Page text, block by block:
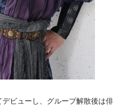
ビューし、グループ解散後は俳